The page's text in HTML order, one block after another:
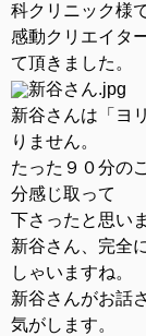
科クリニック様
感動クリエイタ
て頂きました。
新谷さんは「ヨ
りません。
たった９０分の
分感じ取って
下さったと思い
新谷さん、完全
しゃいますね。
新谷さんがお話
気がします。